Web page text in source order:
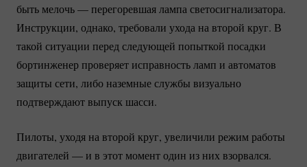
быть мелочь — перегоревшая лампа светосигнализатора.
Инструкции, однако, требовали ухода на второй круг. В
такой ситуации перед следующей попыткой посадки
бортинженер проверяет исправность ламп и автоматов
защиты сети, либо наземные службы визуально
подтверждают выпуск шасси.
Пилоты, уходя на второй круг, увеличили режим работы
двигателей — и в этот момент один из них взорвался.